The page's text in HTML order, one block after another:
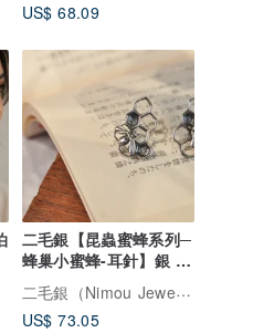
US$ 68.09
二毛銀【昆蟲蜜蜂系列─
蜂巢小蜜蜂-耳針】銀 or
二毛銀（Nimou Jewelry）
US$ 73.05